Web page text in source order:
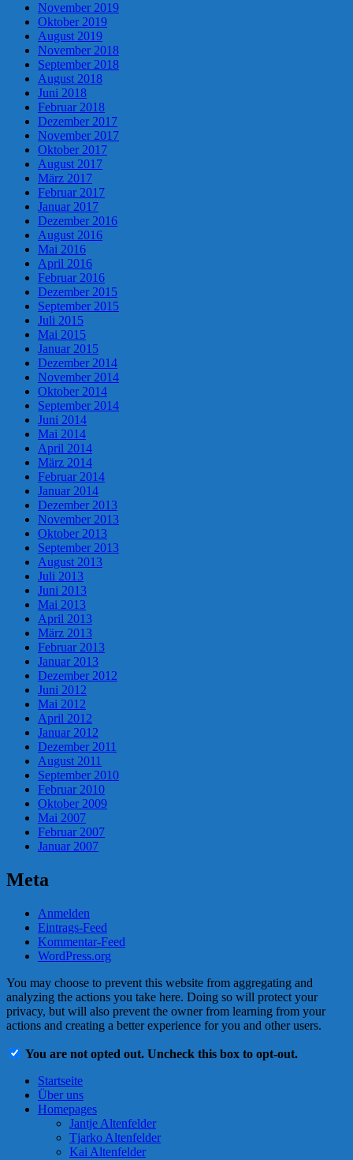
November 2019
Oktober 2019
August 2019
November 2018
September 2018
August 2018
Juni 2018
Februar 2018
Dezember 2017
November 2017
Oktober 2017
August 2017
März 2017
Februar 2017
Januar 2017
Dezember 2016
August 2016
Mai 2016
April 2016
Februar 2016
Dezember 2015
September 2015
Juli 2015
Mai 2015
Januar 2015
Dezember 2014
November 2014
Oktober 2014
September 2014
Juni 2014
Mai 2014
April 2014
März 2014
Februar 2014
Januar 2014
Dezember 2013
November 2013
Oktober 2013
September 2013
August 2013
Juli 2013
Juni 2013
Mai 2013
April 2013
März 2013
Februar 2013
Januar 2013
Dezember 2012
Juni 2012
Mai 2012
April 2012
Januar 2012
Dezember 2011
August 2011
September 2010
Februar 2010
Oktober 2009
Mai 2007
Februar 2007
Januar 2007
Meta
Anmelden
Eintrags-Feed
Kommentar-Feed
WordPress.org
You may choose to prevent this website from aggregating and
analyzing the actions you take here. Doing so will protect your
privacy, but will also prevent the owner from learning from your
actions and creating a better experience for you and other users.
You are not opted out. Uncheck this box to opt-out.
Startseite
Über uns
Homepages
Jantje Altenfelder
Tjarko Altenfelder
Kai Altenfelder